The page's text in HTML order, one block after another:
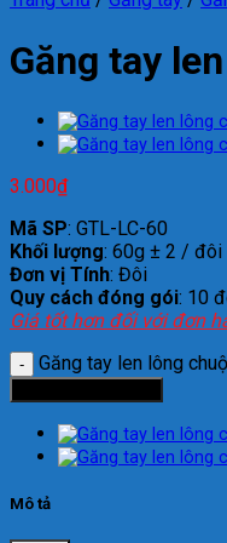
Găng tay
3.000₫
Mã SP: GTL-LC-60
Khối lượng: 60g ± 2 / đôi
Đơn vị Tính: Đôi
Quy cách đóng gói: 10
Giá tốt hơn đối với đơn
Găng tay len lông
Mô tả